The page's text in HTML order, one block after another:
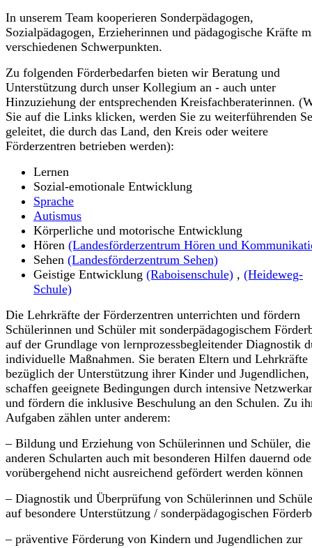
In unserem Team kooperieren Sonderpädagogen,
Sozialpädagogen, Erzieherinnen und pädagogische Kräfte
verschiedenen Schwerpunkten.
Zu folgenden Förderbedarfen bieten wir Beratung und
Unterstützung durch unser Kollegium an - auch unter
Hinzuziehung der entsprechenden Kreisfachberaterinnen.
Sie auf die Links klicken, werden Sie zu weiterführenden
geleitet, die durch das Land, den Kreis oder weitere
Förderzentren betrieben werden):
Lernen
Sozial-emotionale Entwicklung
Sprache
Autismus
Körperliche und motorische Entwicklung
Hören (Landesförderzentrum Hören und
Sehen (Landesförderzentrum Sehen)
Geistige Entwicklung (Raboisenschule) , (Heideweg-
Schule)
Die Lehrkräfte der Förderzentren unterrichten und fördern
Schülerinnen und Schüler mit sonderpädagogischem
auf der Grundlage von lernprozessbegleitender Diagnostik
individuelle Maßnahmen. Sie beraten Eltern und Lehrkräfte
bezüglich der Unterstützung ihrer Kinder und Jugendlichen,
schaffen geeignete Bedingungen durch intensive
und fördern die inklusive Beschulung an den Schulen. Zu
Aufgaben zählen unter anderem:
– Bildung und Erziehung von Schülerinnen und Schüler,
anderen Schularten auch mit besonderen Hilfen dauernd
vorübergehend nicht ausreichend gefördert werden können
– Diagnostik und Überprüfung von Schülerinnen und
auf besondere Unterstützung / sonderpädagogischen
– präventive Förderung von Kindern und Jugendlichen zur